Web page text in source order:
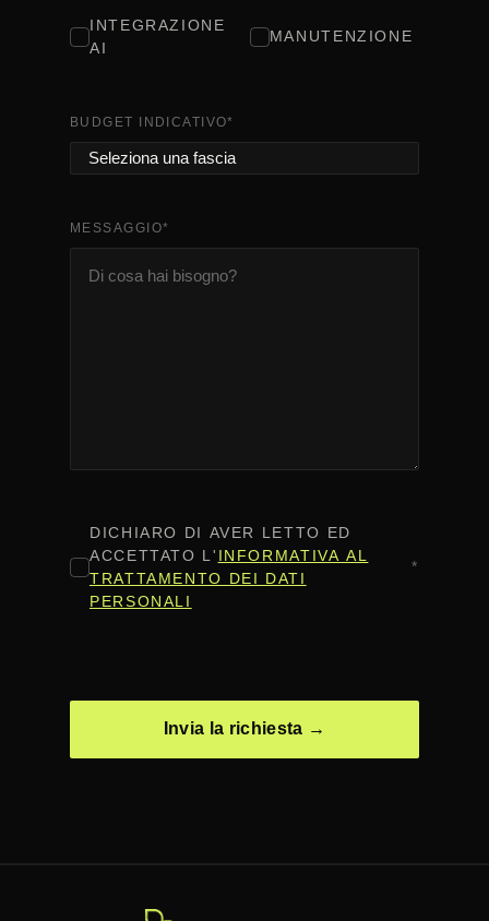
INTEGRAZIONE
AI
MANUTENZIONE
BUDGET INDICATIVO*
MESSAGGIO*
CONSENSO*
DICHIARO DI AVER LETTO ED
ACCETTATO L' INFORMATIVA AL
TRATTAMENTO DEI DATI
PERSONALI
*